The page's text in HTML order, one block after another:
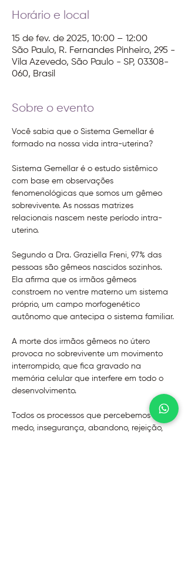
Horário e local
15 de fev. de 2025, 10:00 – 12:00
São Paulo, R. Fernandes Pinheiro, 295 -
Vila Azevedo, São Paulo - SP, 03308-
060, Brasil
Sobre o evento
Você sabia que o Sistema Gemellar é
formado na nossa vida intra-uterina?
Sistema Gemellar é o estudo sistêmico
com base em observações
fenomenológicas que somos um gêmeo
sobrevivente. As nossas matrizes
relacionais nascem neste período intra-
uterino.
Segundo a Dra. Graziella Freni, 97% das
pessoas são gêmeos nascidos sozinhos.
Ela afirma que os irmãos gêmeos
constroem no ventre materno um sistema
próprio, um campo morfogenético
autônomo que antecipa o sistema familiar.
A morte dos irmãos gêmeos no útero
provoca no sobrevivente um movimento
interrompido, que fica gravado na
memória celular que interfere em todo o
desenvolvimento.
Todos os processos que percebemos de
medo, insegurança, abandono, rejeição,